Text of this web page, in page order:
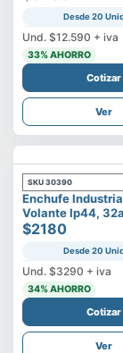
Desde 20
Und. $12.590 + iva
33% AHORRO
Cotizar
Ver
SKU 30390
Enchufe
Volante Ip44,
3p+t
$2180
Desde 20
Und. $3290 + iva
34% AHORRO
Cotizar
Ver